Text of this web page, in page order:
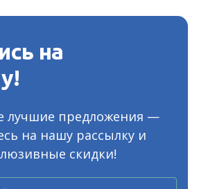
на
лучшие предложения —
на нашу рассылку и
скидки!